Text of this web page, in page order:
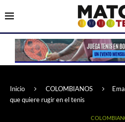
Inicio COLOMBIANOS
que quiere rugir en el tenis